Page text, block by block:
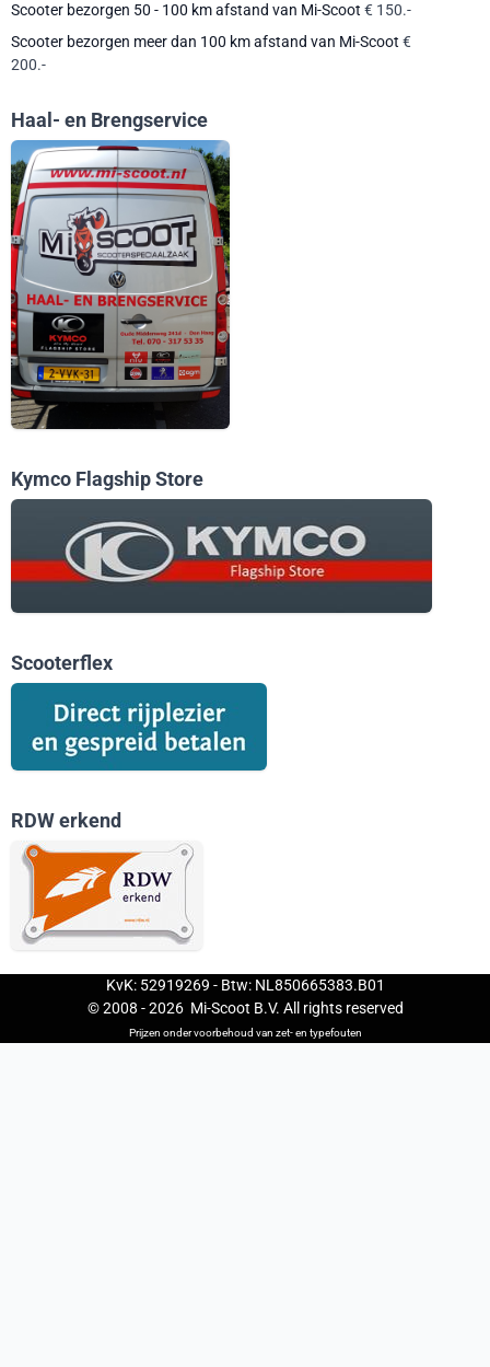
Scooter bezorgen 50 - 100 km afstand van Mi-Scoot € 150.-
Scooter bezorgen meer dan 100 km afstand van Mi-Scoot €
200.-
Haal- en Brengservice
Kymco Flagship Store
Scooterflex
RDW erkend
KvK: 52919269 - Btw: NL850665383.B01
© 2008 -2026Mi-Scoot B.V. All rights reserved
Prijzen onder voorbehoud van zet- en typefouten